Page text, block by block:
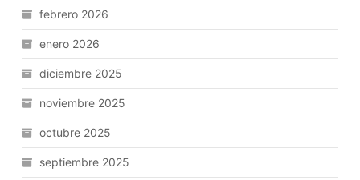
febrero 2026
enero 2026
diciembre 2025
noviembre 2025
octubre 2025
septiembre 2025